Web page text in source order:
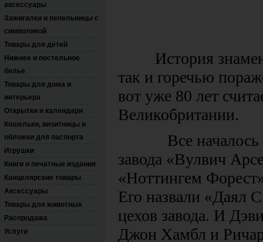
аксессуары
Зажигалки и пепельницы с
символикой
Товары для детей
Нижнее и постельное
белье
Товары для дома и
интерьера
Открытки и календари
Кошельки, визитницы и
обложки для паспорта
Игрушки
Книги и печатные издания
Канцелярские товары
Аксессуары
Товары для животных
Распродажа
Услуги
История
так и горечью
вот уже 80 лет
Великобритании.
Все началось в
завода «Вулвич
«Ноттингем
Его назвали «Даял
цехов завода. И
Джон Хамбл и